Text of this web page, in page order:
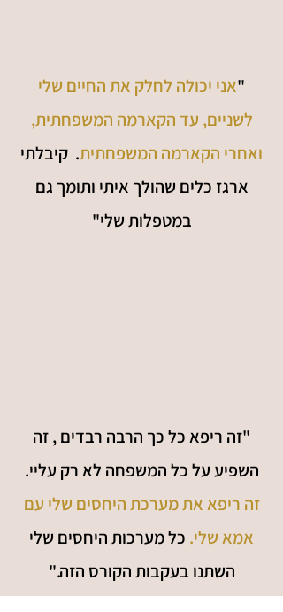
"אני יכולה לחלק את החיים שלי
לשניים, עד הקארמה המשפחתית,
ואחרי הקארמה המשפחתית. קיבלתי
ארגז כלים שהולך איתי ותומך גם
במטפלות שלי"
"זה ריפא כל כך הרבה רבדים , זה
השפיע על כל המשפחה לא רק עליי.
זה ריפא את מערכת היחסים שלי עם
אמא שלי. כל מערכות היחסים שלי
השתנו בעקבות הקורס הזה."